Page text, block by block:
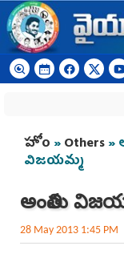
Skip to main content
You are
హోం »Others
విజయమ్మ
అంతిమ
28 May 2013 1:45 PM